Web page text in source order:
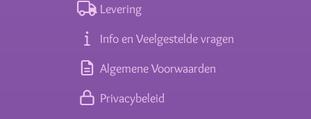
Levering
Info en Veelgestelde vragen
Algemene Voorwaarden
Privacybeleid